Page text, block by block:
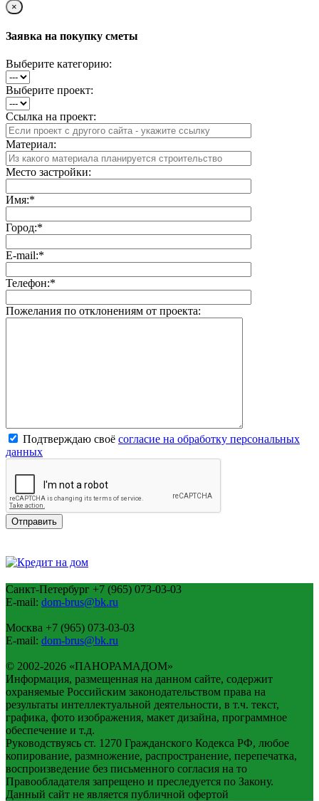
×
Заявка на покупку сметы
Выберите категорию:
Выберите проект:
Ссылка на проект:
Материал:
Место застройки:
Имя:*
Город:*
E-mail:*
Телефон:*
Пожелания по отклонениям от проекта:
Подтверждаю своё согласие на обработку персональных
данных
Санкт-Петербург +7 (965) 073-03-03
E-mail: dom-brus@bk.ru
Москва +7 (965) 073-03-03
E-mail: dom-brus@bk.ru
© 2002-2026 «ПАНОРАМАДОМ»
Информация, размещенная на данном сайте, содержит
охраняемые Российским законодательством права на
результаты интеллектуальной деятельности, в т.ч. текст,
графика, фото изображения, макет дизайна, программное
обеспечение и т.д.
Руководствуясь ст. 1270 Гражданского Кодекса РФ, любое
копирование, размножение, распространение, перепечатка,
воспроизведение без письменного согласия на то
Правообладателя запрещено и преследуется по Закону.
Данный сайт не является публичной офертой